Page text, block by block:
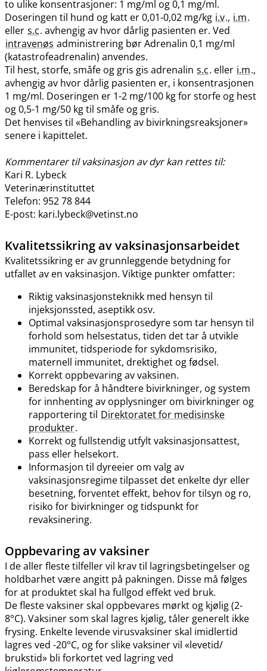
to ulike konsentrasjoner: 1 mg/ml og 0,1 mg​/​ml.
Doseringen til hund og katt er 0,01-0,02 mg/kg i.v., i.m.
eller s.c. avhengig av hvor dårlig pasienten er. Ved
intravenøs administrering bør Adrenalin 0,1 mg/ml
(katastrofeadrenalin) anvendes.
Til hest, storfe, småfe og gris gis adrenalin s.c. eller i.m.,
avhengig av hvor dårlig pasienten er, i konsentrasjonen
1 mg​/​ml. Doseringen er 1-2 mg/100 kg for storfe og hest
og 0,5-1 mg/50 kg til småfe og gris.
Det henvises til «Behandling av bivirkningsreaksjoner»
senere i kapittelet.
Kommentarer til vaksinasjon av dyr kan rettes til:
Kari R. Lybeck
Veterinærinstituttet
Telefon: 952 78 844
E-post: kari.lybeck@vetinst.no
Kvalitetssikring av vaksinasjonsarbeidet
Kvalitetssikring er av grunnleggende betydning for
utfallet av en vaksinasjon. Viktige punkter omfatter:
Riktig vaksinasjonsteknikk med hensyn til
injeksjonssted, aseptikk osv.
Optimal vaksinasjonsprosedyre som tar hensyn til
forhold som helsestatus, tiden det tar å utvikle
immunitet, tidsperiode for sykdomsrisiko,
maternell immunitet, drektighet og fødsel.
Korrekt oppbevaring av vaksinen.
Beredskap for å håndtere bivirkninger, og system
for innhenting av opplysninger om bivirkninger og
rapportering til Direktoratet for medisinske
produkter.
Korrekt og fullstendig utfylt vaksinasjonsattest,
pass eller helsekort.
Informasjon til dyreeier om valg av
vaksinasjonsregime tilpasset det enkelte dyr eller
besetning, forventet effekt, behov for tilsyn og ro,
risiko for bivirkninger og tidspunkt for
revaksinering.
Oppbevaring av vaksiner
I de aller fleste tilfeller vil krav til lagringsbetingelser og
holdbarhet være angitt på pakningen. Disse må følges
for at produktet skal ha fullgod effekt ved bruk.
De fleste vaksiner skal oppbevares mørkt og kjølig (2-
8°C). Vaksiner som skal lagres kjølig, tåler generelt ikke
frysing. Enkelte levende virusvaksiner skal imidlertid
lagres ved -20°C, og for slike vaksiner vil «levetid​/​
brukstid» bli forkortet ved lagring ved